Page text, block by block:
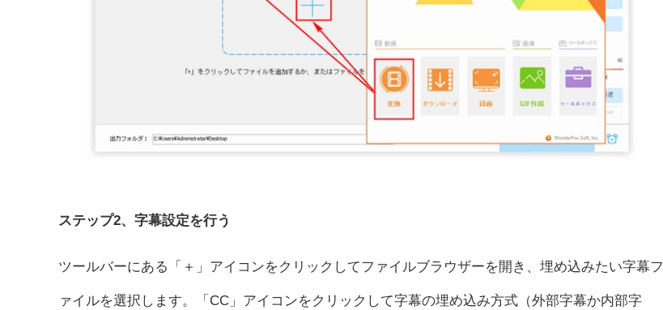
ステップ2、字幕設定を行う
ツールバーにある「＋」アイコンをクリックしてファイルブラウザーを開き、埋め込みたい字幕フ
ァイルを選択します。「CC」アイコンをクリックして字幕の埋め込み方式（外部字幕か内部字